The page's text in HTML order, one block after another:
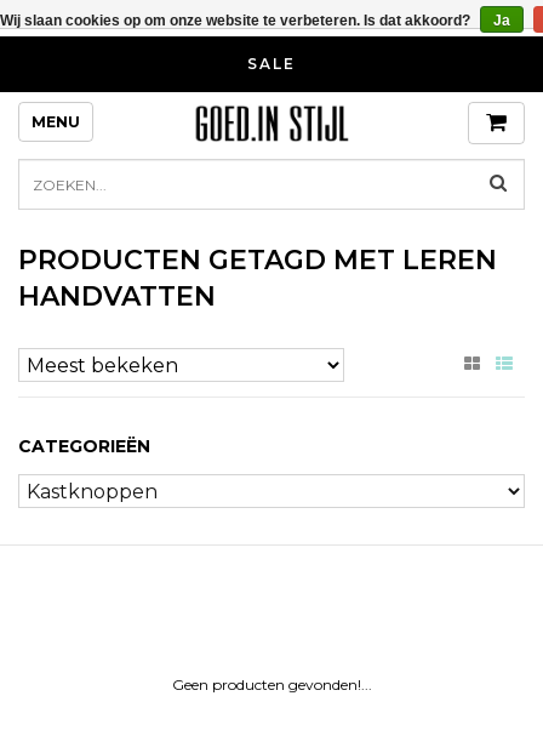
SALE
MENU
PRODUCTEN GETAGD MET LEREN
HANDVATTEN
CATEGORIEËN
Geen producten gevonden!...
Wij slaan cookies op om onze website te verbeteren. Is dat akkoord? Ja